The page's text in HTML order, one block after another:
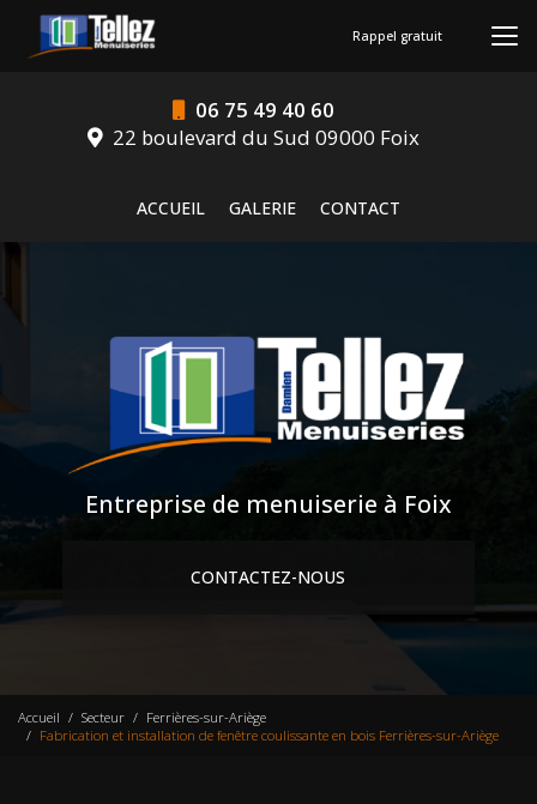
contenu
06 75 49 40 60
22 boulevard du Sud 09000 Foix
ACCUEIL
GALERIE CONTACT
Rappel gratuit
Entreprise de menuiserie à Foix
CONTACTEZ-NOUS
Accueil Secteur
Ferrières-sur-Ariège
Fabrication et installation de fenêtre coulissante en bois Ferrières-sur-Ariège